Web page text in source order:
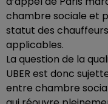
chambre sociale et
statut des
applicables.
La question de la
UBER est donc
entre chambre